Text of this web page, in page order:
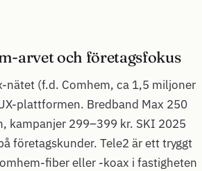
arvet och företagsfokus
nätet (f.d. Comhem, ca 1,5 miljoner
plattformen. Bredband Max 250
kampanjer 299–399 kr. SKI 2025
företagskunder. Tele2 är ett tryggt
fiber eller -koax i fastigheten